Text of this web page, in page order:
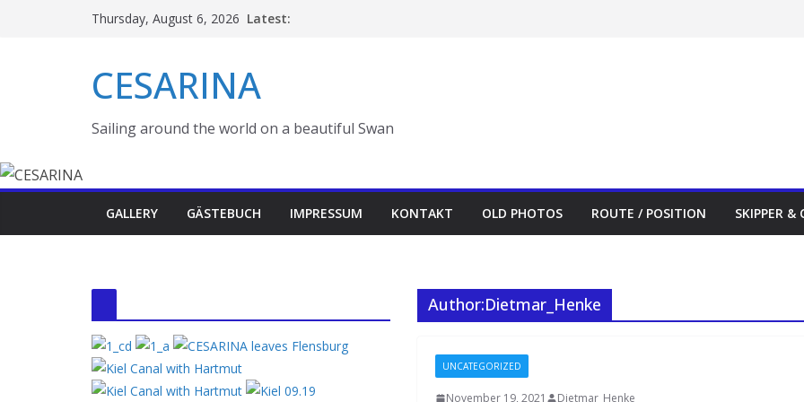
Thursday, August 6, 2026 Latest:
CESARINA
Sailing around the world on a beautiful Swan
GALLERY GÄSTEBUCH IMPRESSUM KONTAKT OLD PHOTOS ROUTE / POSITION SKIPPER &
Author:Dietmar_Henke
UNCATEGORIZED
November 19, 2021 Dietmar_Henke